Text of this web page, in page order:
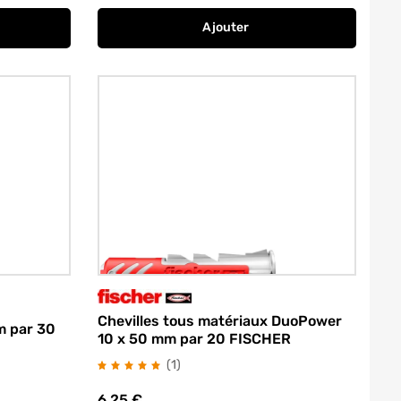
Ajouter
par 30
Chevilles tous matériaux DuoPower
10 x 50 mm par 20 FISCHER
(1)